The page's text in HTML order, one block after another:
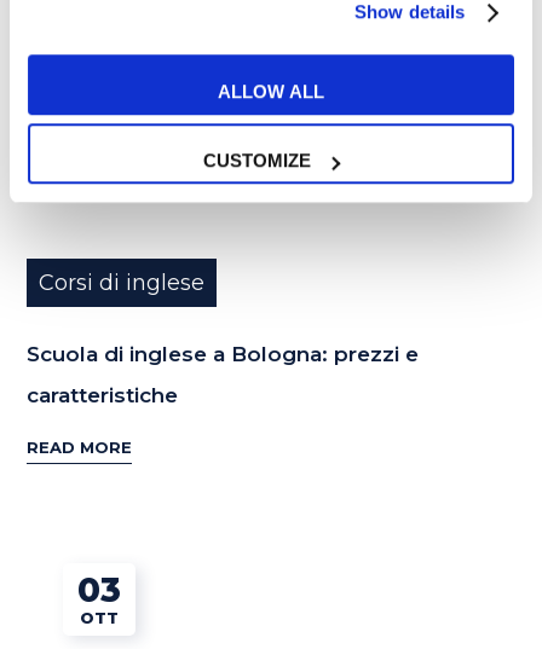
Show details
ALLOW ALL
CUSTOMIZE
Corsi di inglese
Scuola di inglese a Bologna: prezzi e
caratteristiche
READ MORE
03
OTT